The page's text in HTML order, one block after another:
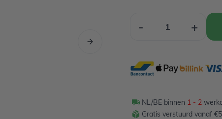
- +
NL/BE binnen 1 - 2
Gratis verstuurd vanaf